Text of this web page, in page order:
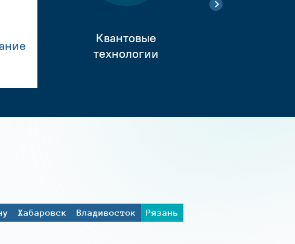
Квантовые
технологии
Хабаровск Владивосток
Рязань